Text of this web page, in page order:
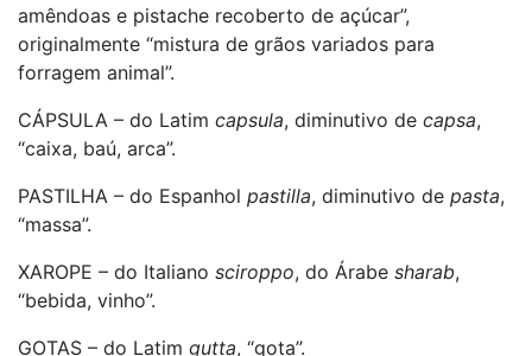
amêndoas e pistache recoberto de açúcar”,
originalmente “mistura de grãos variados para
forragem animal”.
CÁPSULA – do Latim capsula, diminutivo de capsa,
“caixa, baú, arca”.
PASTILHA – do Espanhol pastilla, diminutivo de pasta,
“massa”.
XAROPE – do Italiano sciroppo, do Árabe sharab,
“bebida, vinho”.
GOTAS – do Latim gutta, “gota”.